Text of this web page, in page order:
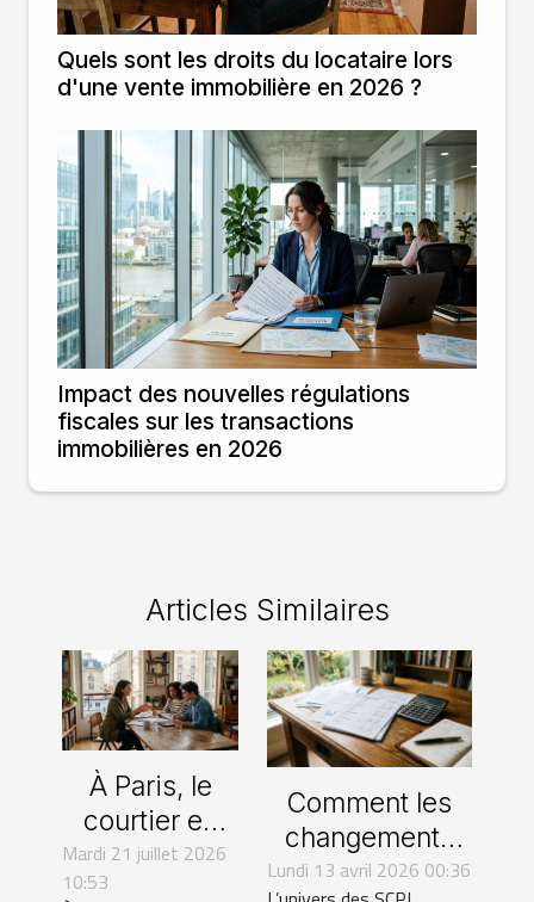
Quels sont les droits du locataire lors
d'une vente immobilière en 2026 ?
Impact des nouvelles régulations
fiscales sur les transactions
immobilières en 2026
Articles Similaires
À Paris, le
courtier en
assurance de
Mardi 21 juillet 2026
10:53
Comment les
changements
législatifs
Lundi 13 avril 2026 00:36